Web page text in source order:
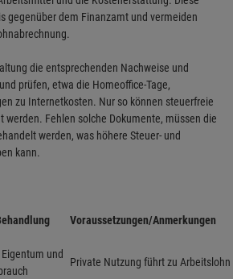
gegenüber dem Finanzamt und vermeiden
die entsprechenden Nachweise und
prüfen, etwa die Homeoffice-Tage,
zu Internetkosten. Nur so können steuerfreie
werden. Fehlen solche Dokumente, müssen die
werden, was höhere Steuer- und
kann.
Voraussetzungen/Anmerkungen
und
Private Nutzung führt zu Arbeitslohn